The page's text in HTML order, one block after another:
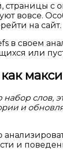
с
вовсе.
на сайт.
в своем
или
набор слов,
и
и